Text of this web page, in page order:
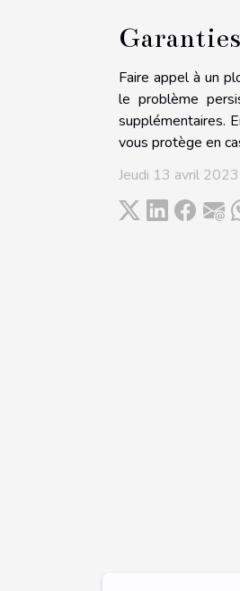
Faire appel à un
le problème
supplémentaires.
vous protège en
Jeudi 13 avril